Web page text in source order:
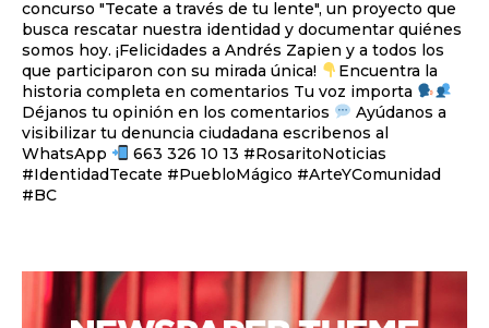
concurso "Tecate a través de tu lente", un proyecto que
busca rescatar nuestra identidad y documentar quiénes
somos hoy. ¡Felicidades a Andrés Zapien y a todos los
que participaron con su mirada única!
Encuentra la
historia completa en comentarios Tu voz importa
Déjanos tu opinión en los comentarios
visibilizar tu denuncia ciudadana escribenos al
WhatsApp
663 326 10 13 #RosaritoNoticias
#IdentidadTecate #PuebloMágico #ArteYComunidad
#BC